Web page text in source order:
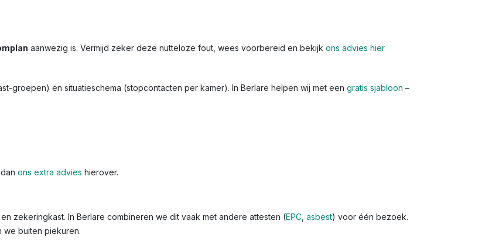
aanwezig is. Vermijd zeker deze nutteloze fout, wees voorbereid en bekijk ons advies hier
groepen) en situatieschema (stopcontacten per kamer). In Berlare helpen wij met een gratis sjabloon –
ons extra advies hierover.
zekeringkast. In Berlare combineren we dit vaak met andere attesten (EPC asbest) voor één bezoek.
we buiten piekuren.